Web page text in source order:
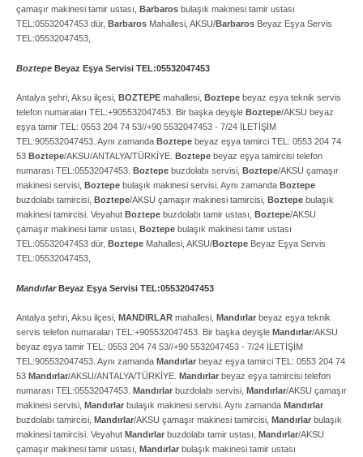
çamaşır makinesi tamir ustası, Barbaros bulaşık makinesi tamir ustası
TEL:05532047453 dür, Barbaros Mahallesi, AKSU/Barbaros Beyaz Eşya Servis
TEL:05532047453,
Boztepe Beyaz Eşya Servisi TEL:05532047453
Antalya şehri, Aksu ilçesi, BOZTEPE mahallesi, Boztepe beyaz eşya teknik servis
telefon numaraları TEL:+905532047453. Bir başka deyişle Boztepe/AKSU beyaz
eşya tamir TEL: 0553 204 74 53//+90 5532047453 ­- 7/24 İLETİŞİM
TEL:905532047453. Aynı zamanda Boztepe beyaz eşya tamirci TEL: 0553 204 74
53 Boztepe/AKSU/ANTALYA/TÜRKİYE. Boztepe beyaz eşya tamircisi telefon
numarası TEL:05532047453. Boztepe buzdolabı servisi, Boztepe/AKSU çamaşır
makinesi servisi, Boztepe bulaşık makinesi servisi. Aynı zamanda Boztepe
buzdolabı tamircisi, Boztepe/AKSU çamaşır makinesi tamircisi, Boztepe bulaşık
makinesi tamircisi. Veyahut Boztepe buzdolabı tamir ustası, Boztepe/AKSU
çamaşır makinesi tamir ustası, Boztepe bulaşık makinesi tamir ustası
TEL:05532047453 dür, Boztepe Mahallesi, AKSU/Boztepe Beyaz Eşya Servis
TEL:05532047453,
MandırlarBeyaz Eşya Servisi TEL:05532047453
Antalya şehri, Aksu ilçesi, MANDIRLAR mahallesi, Mandırlar beyaz eşya teknik
servis telefon numaraları TEL:+905532047453. Bir başka deyişle Mandırlar/AKSU
beyaz eşya tamir TEL: 0553 204 74 53//+90 5532047453 ­- 7/24 İLETİŞİM
TEL:905532047453. Aynı zamanda Mandırlar beyaz eşya tamirci TEL: 0553 204 74
53 Mandırlar/AKSU/ANTALYA/TÜRKİYE. Mandırlar beyaz eşya tamircisi telefon
numarası TEL:05532047453. Mandırlar buzdolabı servisi, Mandırlar/AKSU çamaşır
makinesi servisi, Mandırlar bulaşık makinesi servisi. Aynı zamanda Mandırlar
buzdolabı tamircisi, Mandırlar/AKSU çamaşır makinesi tamircisi, Mandırlar bulaşık
makinesi tamircisi. Veyahut Mandırlar buzdolabı tamir ustası, Mandırlar/AKSU
çamaşır makinesi tamir ustası, Mandırlar bulaşık makinesi tamir ustası